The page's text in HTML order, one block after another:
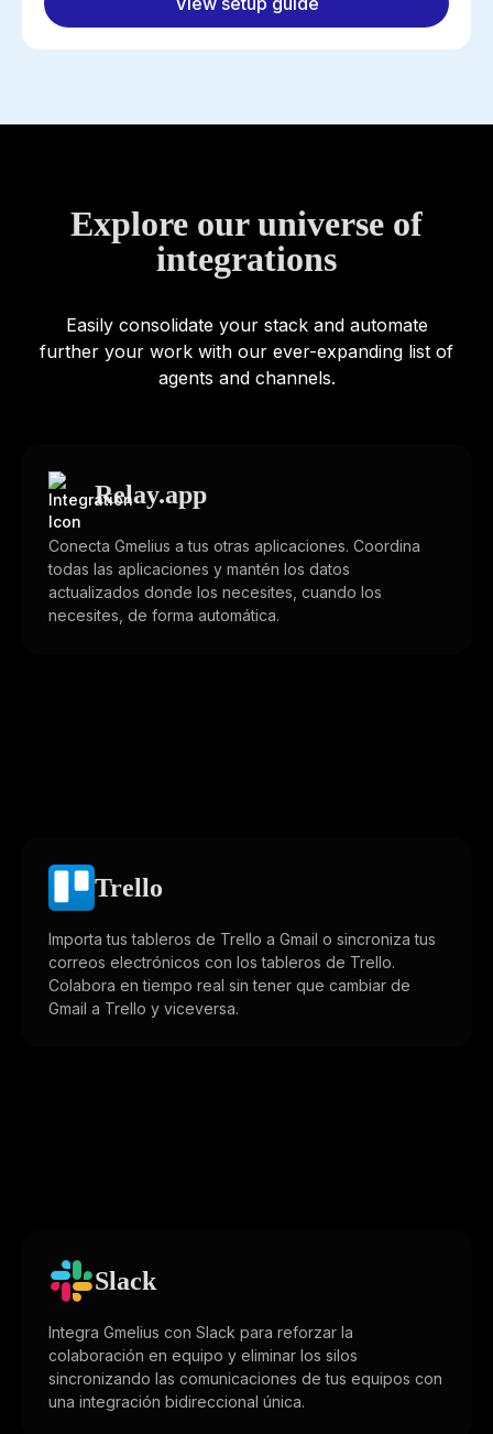
Explore our universe of
integrations
Easily consolidate your stack and automate
further your work with our ever-expanding list of
agents and channels.
Relay.app
Conecta Gmelius a tus otras aplicaciones. Coordina
todas las aplicaciones y mantén los datos
actualizados donde los necesites, cuando los
necesites, de forma automática.
Trello
Importa tus tableros de Trello a Gmail o sincroniza tus
correos electrónicos con los tableros de Trello.
Colabora en tiempo real sin tener que cambiar de
Gmail a Trello y viceversa.
Slack
Integra Gmelius con Slack para reforzar la
colaboración en equipo y eliminar los silos
sincronizando las comunicaciones de tus equipos con
una integración bidireccional única.